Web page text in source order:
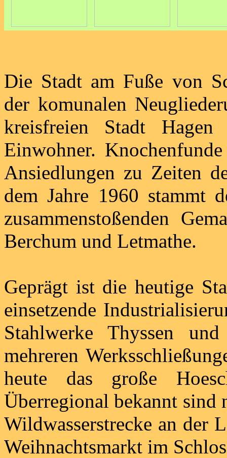
Die Stadt am Fuße von
der komunalen
kreisfreien Stadt
Einwohner.
Ansiedlungen zu Zeiten
dem Jahre 1960 stammt
zusammenstoßenden
Berchum und Letmathe.
Geprägt ist die heutige
einsetzende
Stahlwerke Thyssen
mehreren
heute das große
Überregional bekannt sind
Wildwasserstrecke an der
Weihnachtsmarkt im